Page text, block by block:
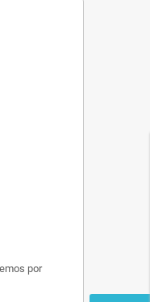
por